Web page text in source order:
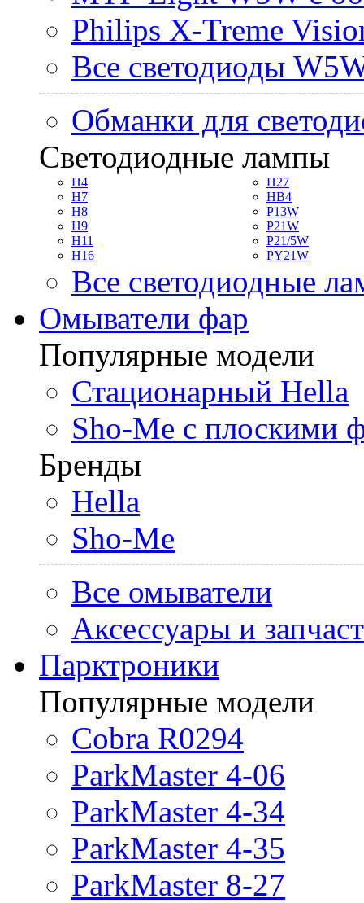
Philips X-Treme
Все светодиоды
Обманки для
Светодиодные лампы
H4
H7
H8
H9
H11
H16
H27
HB4
P13W
P21W
P21/5W
PY21W
Все светодиодные
Омыватели фар
Популярные модели
Стационарный Hella
Sho-Me с плоскими
Бренды
Hella
Sho-Me
Все омыватели
Аксессуары и
Парктроники
Популярные модели
Cobra R0294
ParkMaster 4-06
ParkMaster 4-34
ParkMaster 4-35
ParkMaster 8-27